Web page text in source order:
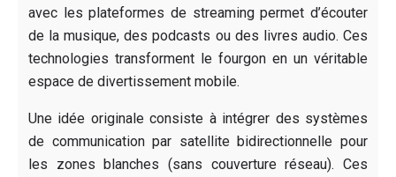
avec les plateformes de streaming permet d’écouter
de la musique, des podcasts ou des livres audio. Ces
technologies transforment le fourgon en un véritable
espace de divertissement mobile.
Une idée originale consiste à intégrer des systèmes
de communication par satellite bidirectionnelle pour
les zones blanches (sans couverture réseau). Ces